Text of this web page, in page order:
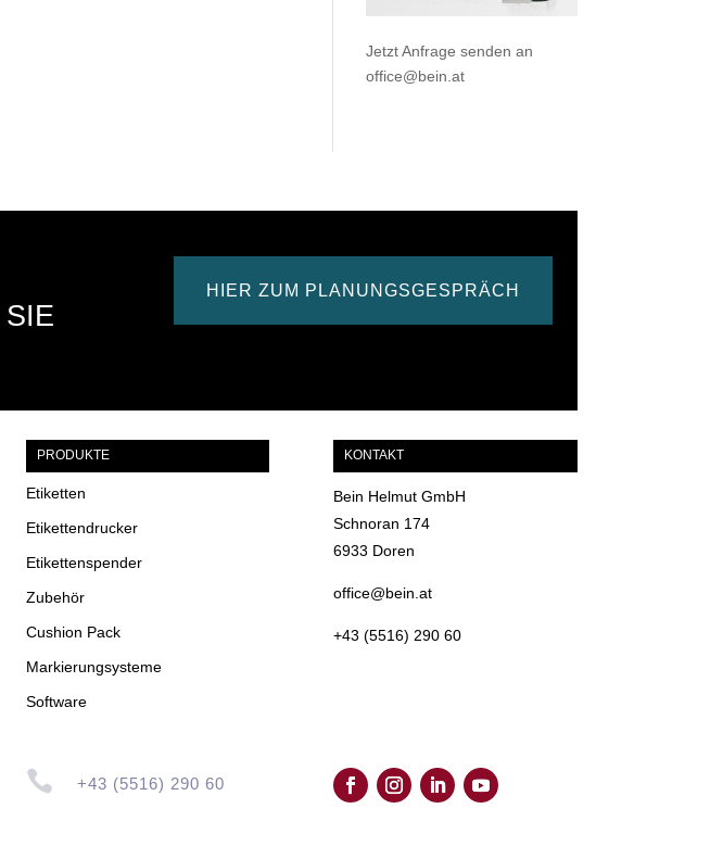
Jetzt Anfrage senden an
office@bein.at
HIER ZUM PLANUNGSGESPRÄCH
PRODUKTE
Etiketten
Etikettendrucker
Etikettenspender
Zubehör
Cushion Pack
Markierungsysteme
Software
KONTAKT
Bein Helmut GmbH
Schnoran 174
6933 Doren
office@bein.at
+43 (5516) 290 60
 +43 (5516) 290 60